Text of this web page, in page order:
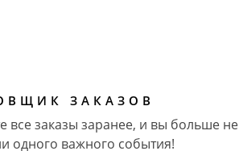
ЗАКАЗОВ
все заказы заранее, и вы больше не
одного важного события!